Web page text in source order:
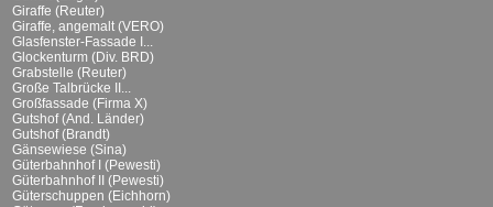
Giraffe (Reuter)
Giraffe, angemalt (VERO)
Glasfenster-Fassade I...
Glockenturm (Div. BRD)
Grabstelle (Reuter)
Große Talbrücke II...
Großfassade (Firma X)
Gutshof (And. Länder)
Gutshof (Brandt)
Gänsewiese (Sina)
Güterbahnhof I (Pewesti)
Güterbahnhof II (Pewesti)
Güterschuppen (Eichhorn)